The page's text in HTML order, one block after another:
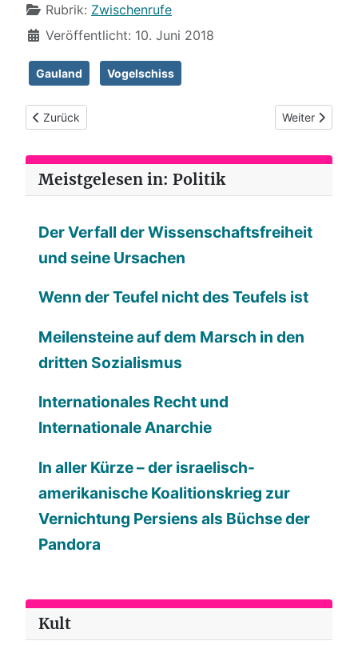
Rubrik: Zwischenrufe
Veröffentlicht: 10. Juni 2018
Gauland Vogelschiss
Vorheriger Beitrag: Untersuchungsausschuss zur
Zurück Nächster
Weiter
Meistgelesen in: Politik
Der Verfall der Wissenschaftsfreiheit
und seine Ursachen
Wenn der Teufel nicht des Teufels ist
Meilensteine auf dem Marsch in den
dritten Sozialismus
Internationales Recht und
Internationale Anarchie
In aller Kürze – der israelisch-
amerikanische Koalitionskrieg zur
Vernichtung Persiens als Büchse der
Pandora
Kult